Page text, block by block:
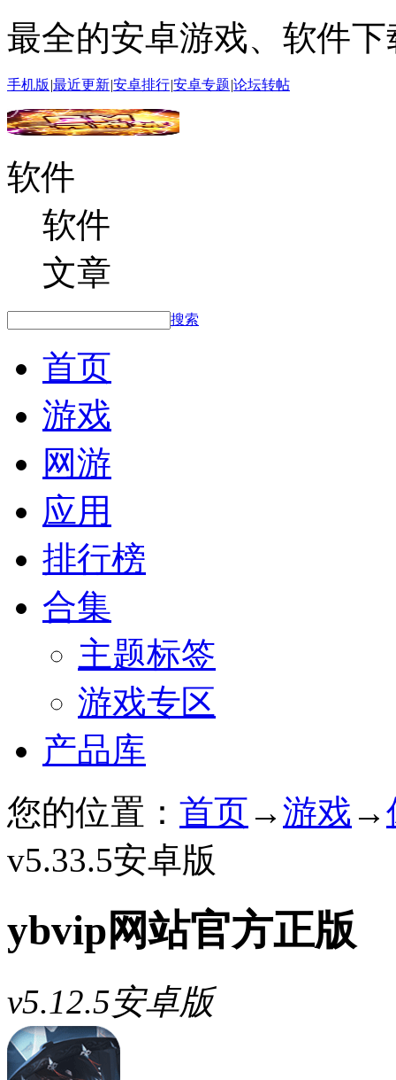
最全的安卓游戏、软件下
手机版 |最近更新|安卓排行|安卓专题|论坛转帖
软件
软件
文章
搜索
首页
游戏
网游
应用
排行榜
合集
主题标签
游戏专区
产品库
您的位置： 首页 →游戏 →
v5.33.5安卓版
ybvip网站官方正版
v5.12.5安卓版